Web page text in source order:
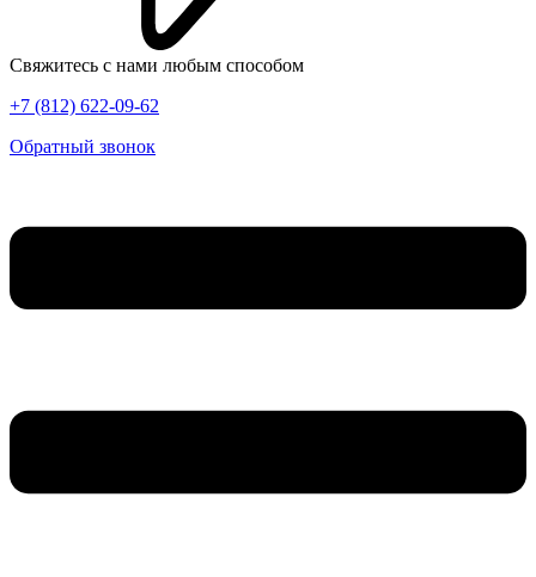
Свяжитесь с нами любым способом
+7 (812) 622-09-62
Обратный звонок